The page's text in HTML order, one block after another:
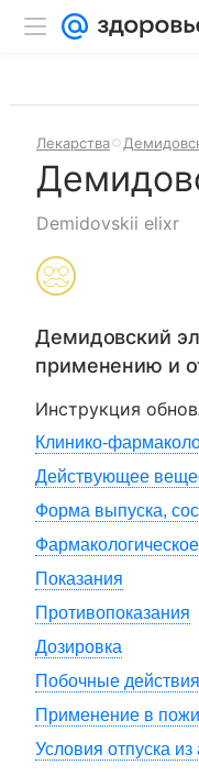
Лекарства
Demidovskii elixr
Демидовский
применению и
Инструкция
Клинико-
Действующее
Форма выпуска,
Показания
Противопоказания
Дозировка
Побочные действия
Применение в
Условия отпуска из